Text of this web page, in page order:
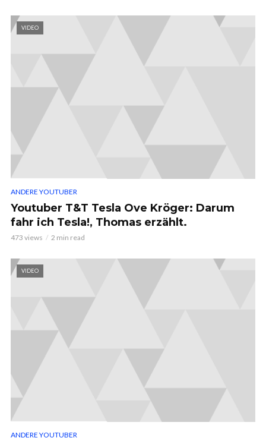
VIDEO
ANDERE YOUTUBER
Youtuber T&T Tesla Ove Kröger: Darum
fahr ich Tesla!, Thomas erzählt.
473 views 2 min read
VIDEO
ANDERE YOUTUBER